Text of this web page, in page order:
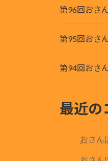
第96回おさ
第95回おさ
第94回おさ
最近の
おさん